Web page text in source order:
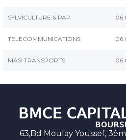
SYLVICULTURE & PAP
TELECOMMUNICATIONS
MASI TRANSPORTS
63,Bd Moulay Youssef,